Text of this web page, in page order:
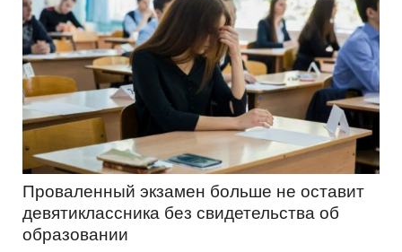
Проваленный экзамен больше не оставит
девятиклассника без свидетельства об
образовании